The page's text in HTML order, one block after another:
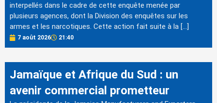
interpellés dans le cadre de cette enquête menée par
plusieurs agences, dont la Division des enquêtes sur les
armes et les narcotiques. Cette action fait suite à la […]
7 août 2026 21:40
Jamaïque et Afrique du Sud : un
avenir commercial prometteur